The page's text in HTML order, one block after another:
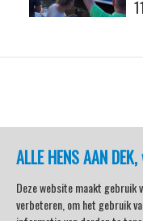
ALLE HENS AAN
Deze website maakt gebruik
verbeteren, om het gebruik